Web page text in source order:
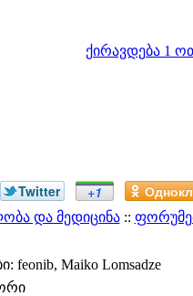
ქირავდება 1
Twitter +1
და მედიცინა::
Maiko Lomsadze